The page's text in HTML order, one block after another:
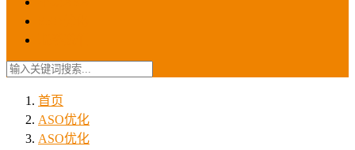
首页
ASO优化
ASO优化